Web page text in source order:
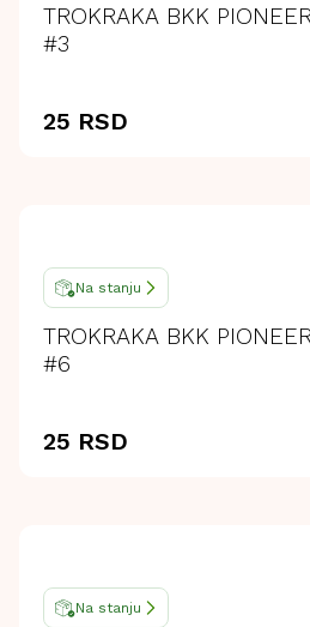
TROKRAKA BKK
#3
25 RSD
Na stanju
TROKRAKA BKK
#6
25 RSD
Na stanju